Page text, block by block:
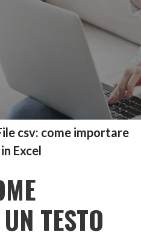
csv: come importare
Excel
TESTO